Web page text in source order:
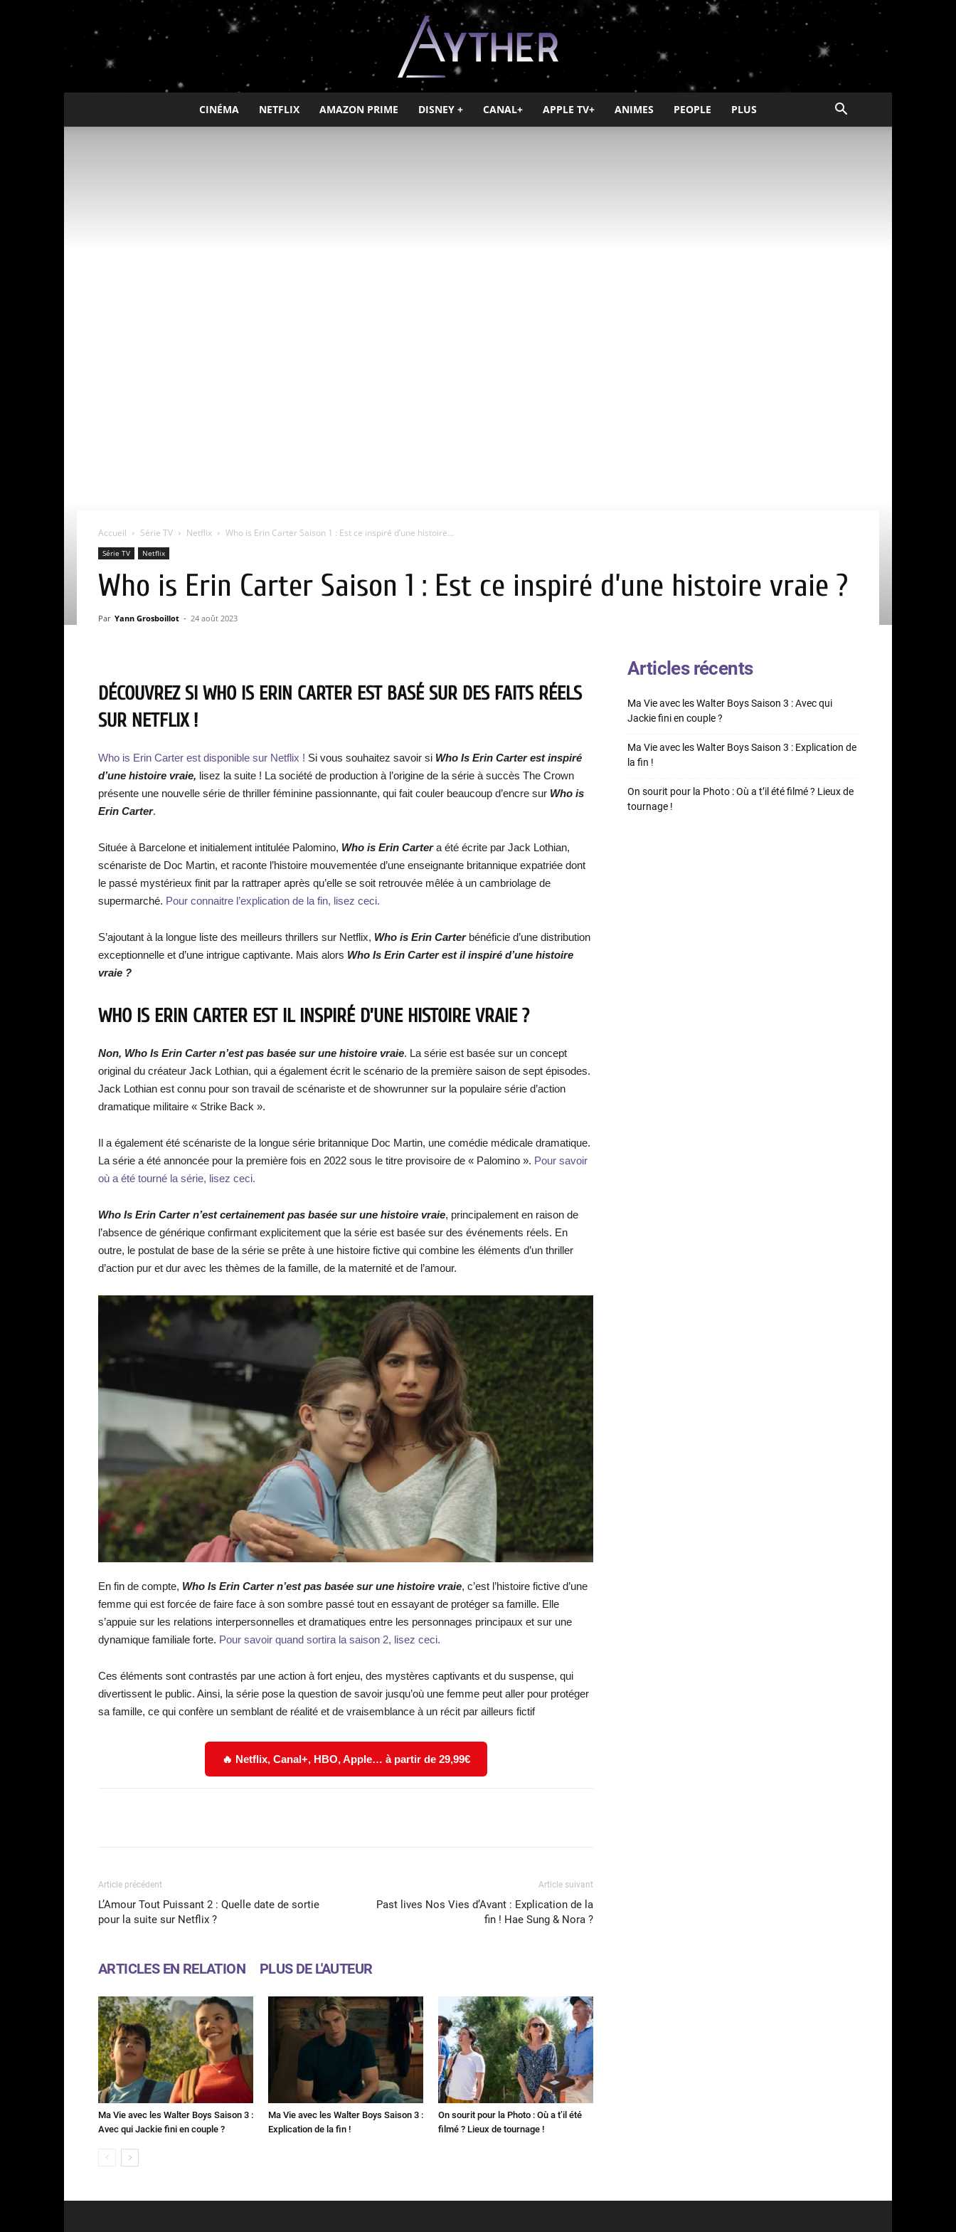
Ayther
CINÉMA NETFLIX AMAZON PRIME DISNEY + CANAL+ APPLE TV+ ANIMES PEOPLE PLUS
Accueil Série TV Netflix Who is Erin Carter Saison 1 : Est ce inspiré d’une histoire...
Série TV Netflix
Who is Erin Carter Saison 1 : Est ce inspiré d’une histoire vraie ?
Par Yann Grosboillot - 24 août 2023
DÉCOUVREZ SI WHO IS ERIN CARTER EST BASÉ SUR DES FAITS RÉELS
SUR NETFLIX !
Who is Erin Carter est disponible sur Netflix ! Si vous souhaitez savoir si Who Is Erin Carter est inspiré
d’une histoire vraie, lisez la suite ! La société de production à l’origine de la série à succès The Crown
présente une nouvelle série de thriller féminine passionnante, qui fait couler beaucoup d’encre sur Who is
Erin Carter.
Située à Barcelone et initialement intitulée Palomino, Who is Erin Cartera été écrite par Jack Lothian,
scénariste de Doc Martin, et raconte l’histoire mouvementée d’une enseignante britannique expatriée dont
le passé mystérieux finit par la rattraper après qu’elle se soit retrouvée mêlée à un cambriolage de
supermarché. Pour connaitre l’explication de la fin, lisez ceci.
S’ajoutant à la longue liste des meilleurs thrillers sur Netflix, Who is Erin Carterbénéficie d’une distribution
exceptionnelle et d’une intrigue captivante. Mais alors Who Is Erin Carter est il inspiré d’une histoire
vraie ?
WHO IS ERIN CARTER EST IL INSPIRÉ D’UNE HISTOIRE VRAIE ?
Non, Who Is Erin Carter n’est pas basée sur une histoire vraie. La série est basée sur un concept
original du créateur Jack Lothian, qui a également écrit le scénario de la première saison de sept épisodes.
Jack Lothian est connu pour son travail de scénariste et de showrunner sur la populaire série d’action
dramatique militaire « Strike Back ».
Il a également été scénariste de la longue série britannique Doc Martin, une comédie médicale dramatique.
La série a été annoncée pour la première fois en 2022 sous le titre provisoire de « Palomino ». Pour savoir
où a été tourné la série, lisez ceci.
Who Is Erin Carter n’est certainement pas basée sur une histoire vraie, principalement en raison de
l’absence de générique confirmant explicitement que la série est basée sur des événements réels. En
outre, le postulat de base de la série se prête à une histoire fictive qui combine les éléments d’un thriller
d’action pur et dur avec les thèmes de la famille, de la maternité et de l’amour.
En fin de compte, Who Is Erin Carter n’est pas basée sur une histoire vraie, c’est l’histoire fictive d’une
femme qui est forcée de faire face à son sombre passé tout en essayant de protéger sa famille. Elle
s’appuie sur les relations interpersonnelles et dramatiques entre les personnages principaux et sur une
dynamique familiale forte. Pour savoir quand sortira la saison 2, lisez ceci.
Ces éléments sont contrastés par une action à fort enjeu, des mystères captivants et du suspense, qui
divertissent le public. Ainsi, la série pose la question de savoir jusqu’où une femme peut aller pour protéger
sa famille, ce qui confère un semblant de réalité et de vraisemblance à un récit par ailleurs fictif
🔥 Netflix, Canal+, HBO, Apple… à partir de 29,99€
Article précédent
L’Amour Tout Puissant 2 : Quelle date de sortie
pour la suite sur Netflix ?
Article suivant
Past lives Nos Vies d’Avant : Explication de la
fin ! Hae Sung & Nora ?
ARTICLES EN RELATION PLUS DE L'AUTEUR
Ma Vie avec les Walter Boys Saison 3 :
Avec qui Jackie fini en couple ?
Ma Vie avec les Walter Boys Saison 3 :
Explication de la fin !
On sourit pour la Photo : Où a t’il été
filmé ? Lieux de tournage !
Articles récents
Ma Vie avec les Walter Boys Saison 3 : Avec qui
Jackie fini en couple ?
Ma Vie avec les Walter Boys Saison 3 : Explication de
la fin !
On sourit pour la Photo : Où a t’il été filmé ? Lieux de
tournage !